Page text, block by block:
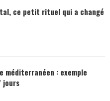
ce petit rituel qui a changé
méditerranéen : exemple
jours